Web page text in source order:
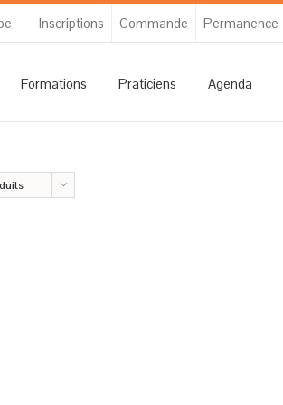
Inscriptions Commande Permanence
Formations Praticiens Agenda